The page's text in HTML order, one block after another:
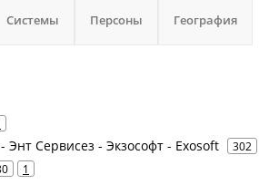
Системы Персоны География
Сервисез - Экзософт - Exosoft 302
1